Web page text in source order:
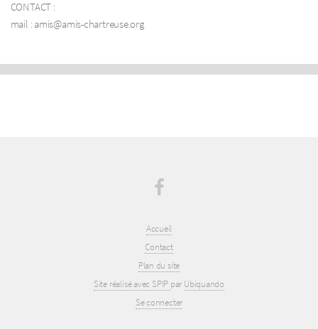
CONTACT :
mail : amis@amis-chartreuse.org
Accueil
Contact
Plan du site
Site réalisé avec SPIP par Ubiquando
Se connecter